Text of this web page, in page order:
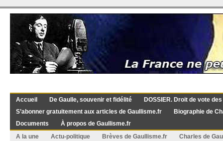
Accueil De Gaulle, souvenir et fidélité
DOSSIER. Droit de vote
S’abonner gratuitement aux articles de Gaullisme.fr
Biographie de
Documents
À propos de Gaullisme.fr
A la une
Actu-politique Brèves de Gaullisme.fr
Charles de